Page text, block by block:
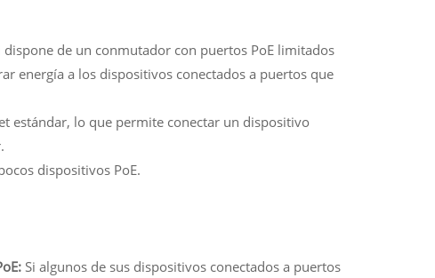
dispone de un conmutador con puertos PoE limitados
energía a los dispositivos conectados a puertos que
estándar, lo que permite conectar un dispositivo
dispositivos PoE.
Si algunos de sus dispositivos conectados a puertos